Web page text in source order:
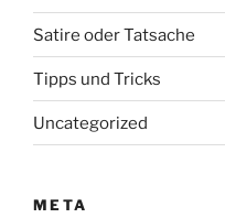
Satire oder Tatsache
Tipps und Tricks
Uncategorized
META